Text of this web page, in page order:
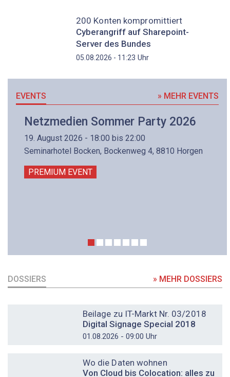
200 Konten kompromittiert
Cyberangriff auf Sharepoint-
Server des Bundes
05.08.2026 - 11:23 Uhr
EVENTS » MEHR EVENTS
Netzmedien Sommer Party 2026
19. August 2026 - 18:00 bis 22:00
Seminarhotel Bocken, Bockenweg 4, 8810 Horgen
PREMIUM EVENT
DOSSIERS » MEHR DOSSIERS
Beilage zu IT-Markt Nr. 03/2018
Digital Signage Special 2018
01.08.2026 - 09:00 Uhr
Wo die Daten wohnen
Von Cloud bis Colocation: alles zu